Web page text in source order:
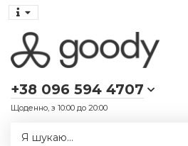
+38 096 594 4707
Щоденно, з 10:00 до 20:00